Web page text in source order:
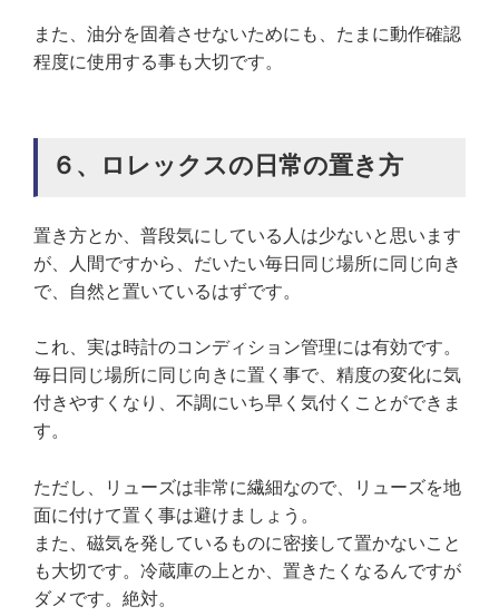
また、油分を固着させないためにも、たまに動作確認
程度に使用する事も大切です。
６、ロレックスの日常の置き方
置き方とか、普段気にしている人は少ないと思います
が、人間ですから、だいたい毎日同じ場所に同じ向き
で、自然と置いているはずです。
これ、実は時計のコンディション管理には有効です。
毎日同じ場所に同じ向きに置く事で、精度の変化に気
付きやすくなり、不調にいち早く気付くことができま
す。
ただし、リューズは非常に繊細なので、リューズを地
面に付けて置く事は避けましょう。
また、磁気を発しているものに密接して置かないこと
も大切です。冷蔵庫の上とか、置きたくなるんですが
ダメです。絶対。